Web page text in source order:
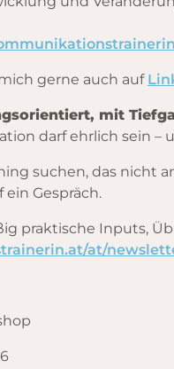
gerne auch auf
mit
darf ehrlich sein –
suchen, das nicht
Gespräch.
praktische Inputs,
at/